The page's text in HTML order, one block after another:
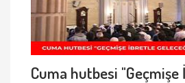
Cuma hutbesi "Geçmişe